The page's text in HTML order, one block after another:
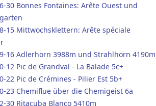
30 Bonnes Fontaines: Arête Ouest und
15 Mittwochsklettern: Arête spéciale
16 Adlerhorn 3988m und Strahlhorn 4190m
12 Pic de Grandval - La Balade 5c+
22 Pic de Crémines - Pilier Est 5b+
23 Chemiflue über die Chemigeist 6a
30 Ritacuba Blanco 5410m